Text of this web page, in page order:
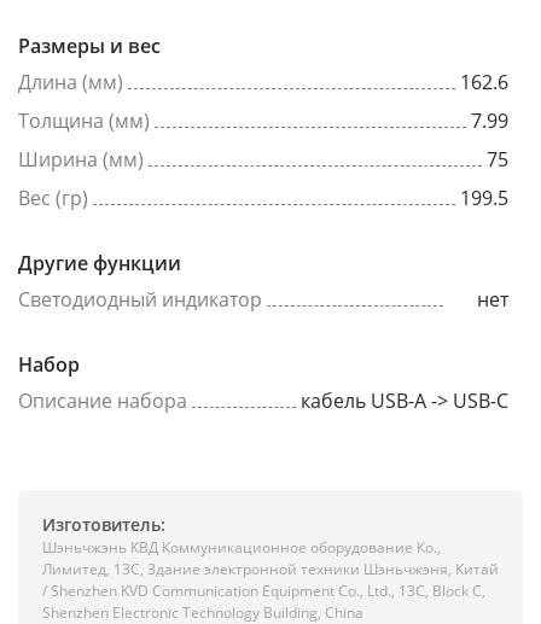
Размеры и вес
Длина (мм)
162.6
Толщина (мм)
7.99
Ширина (мм)
75
Вес (гр)
199.5
Другие функции
Светодиодный индикатор
нет
Набор
Описание набора
кабель USB-A -> USB-C
Изготовитель:
Шэньчжэнь КВД Коммуникационное оборудование Ко.,
Лимитед, 13C, Здание электронной техники Шэньчжэня, Китай
/ Shenzhen KVD Communication Equipment Co., Ltd., 13C, Block C,
Shenzhen Electronic Technology Building, China